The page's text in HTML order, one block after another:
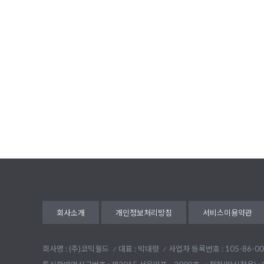
회사소개 개인정보처리방침 서비스이용약관
회사명 : (주)코믹월드 대표 : 박대령
사업자 등록번호 : 105-86-